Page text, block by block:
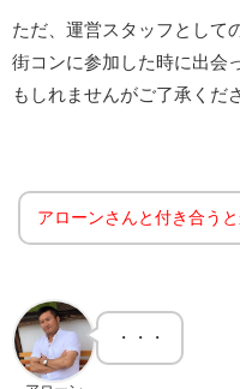
ただ、運営スタッフとして
街コンに参加した時に出会
もしれませんがご了承くだ
アローンさんと付き合う
・・・